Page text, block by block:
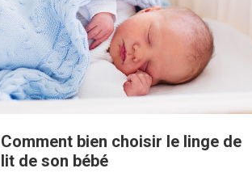
Comment bien choisir le linge de
lit de son bébé